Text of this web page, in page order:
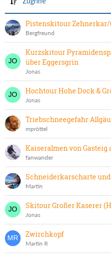
Pistenskitour Zehnerkar/
Bergfreund
Kurzskitour
über Eggersgrin
Jonas
Hochtour Hohe Dock &
Jonas
Triebschneegefahr
mpröttel
Kaiseralmen von Gasteig
fanwander
Schneiderkarscharte
Martin
Skitour Großer Kaserer
Jonas
Zwirchkopf
Martin R